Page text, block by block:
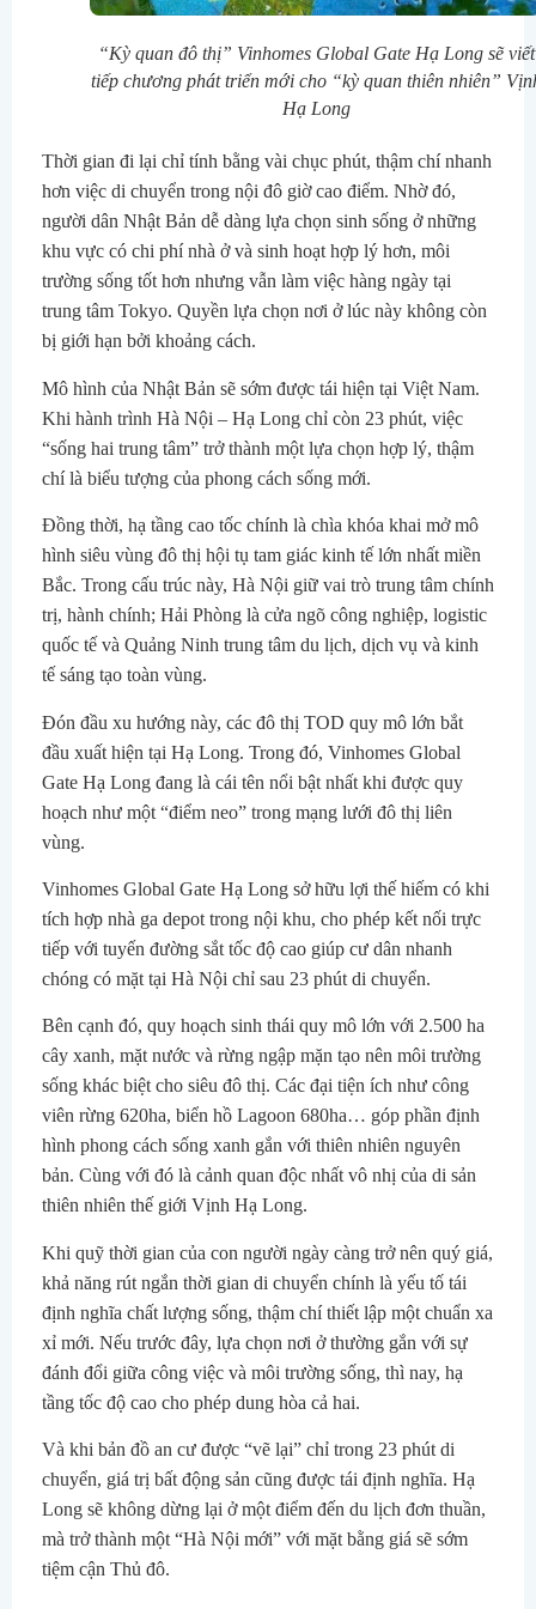
“Kỳ quan đô thị” Vinhomes Global Gate Hạ Long sẽ viết
tiếp chương phát triển mới cho “kỳ quan thiên nhiên”
Hạ Long
Thời gian đi lại chỉ tính bằng vài chục phút, thậm chí nhanh
hơn việc di chuyển trong nội đô giờ cao điểm. Nhờ đó,
người dân Nhật Bản dễ dàng lựa chọn sinh sống ở những
khu vực có chi phí nhà ở và sinh hoạt hợp lý hơn, môi
trường sống tốt hơn nhưng vẫn làm việc hàng ngày tại
trung tâm Tokyo. Quyền lựa chọn nơi ở lúc này không còn
bị giới hạn bởi khoảng cách.
Mô hình của Nhật Bản sẽ sớm được tái hiện tại Việt Nam.
Khi hành trình Hà Nội – Hạ Long chỉ còn 23 phút, việc
“sống hai trung tâm” trở thành một lựa chọn hợp lý, thậm
chí là biểu tượng của phong cách sống mới.
Đồng thời, hạ tầng cao tốc chính là chìa khóa khai mở mô
hình siêu vùng đô thị hội tụ tam giác kinh tế lớn nhất miền
Bắc. Trong cấu trúc này, Hà Nội giữ vai trò trung tâm chính
trị, hành chính; Hải Phòng là cửa ngõ công nghiệp, logistic
quốc tế và Quảng Ninh trung tâm du lịch, dịch vụ và kinh
tế sáng tạo toàn vùng.
Đón đầu xu hướng này, các đô thị TOD quy mô lớn bắt
đầu xuất hiện tại Hạ Long. Trong đó, Vinhomes Global
Gate Hạ Long đang là cái tên nổi bật nhất khi được quy
hoạch như một “điểm neo” trong mạng lưới đô thị liên
vùng.
Vinhomes Global Gate Hạ Long sở hữu lợi thế hiếm có khi
tích hợp nhà ga depot trong nội khu, cho phép kết nối trực
tiếp với tuyến đường sắt tốc độ cao giúp cư dân nhanh
chóng có mặt tại Hà Nội chỉ sau 23 phút di chuyển.
Bên cạnh đó, quy hoạch sinh thái quy mô lớn với 2.500 ha
cây xanh, mặt nước và rừng ngập mặn tạo nên môi trường
sống khác biệt cho siêu đô thị. Các đại tiện ích như công
viên rừng 620ha, biển hồ Lagoon 680ha… góp phần định
hình phong cách sống xanh gắn với thiên nhiên nguyên
bản. Cùng với đó là cảnh quan độc nhất vô nhị của di sản
thiên nhiên thế giới Vịnh Hạ Long.
Khi quỹ thời gian của con người ngày càng trở nên quý giá,
khả năng rút ngắn thời gian di chuyển chính là yếu tố tái
định nghĩa chất lượng sống, thậm chí thiết lập một chuẩn xa
xỉ mới. Nếu trước đây, lựa chọn nơi ở thường gắn với sự
đánh đổi giữa công việc và môi trường sống, thì nay, hạ
tầng tốc độ cao cho phép dung hòa cả hai.
Và khi bản đồ an cư được “vẽ lại” chỉ trong 23 phút di
chuyển, giá trị bất động sản cũng được tái định nghĩa. Hạ
Long sẽ không dừng lại ở một điểm đến du lịch đơn thuần,
mà trở thành một “Hà Nội mới” với mặt bằng giá sẽ sớm
tiệm cận Thủ đô.